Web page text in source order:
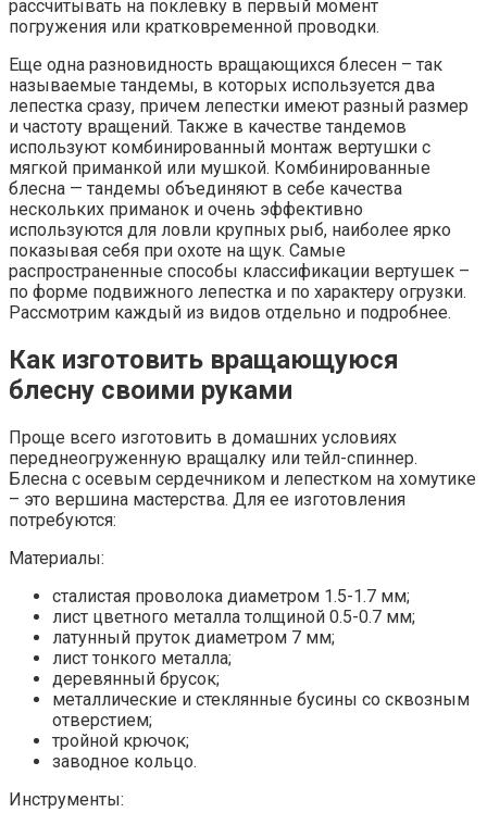
рассчитывать на поклевку в первый момент
погружения или кратковременной проводки.
Еще одна разновидность вращающихся блесен – так
называемые тандемы, в которых используется два
лепестка сразу, причем лепестки имеют разный размер
и частоту вращений. Также в качестве тандемов
используют комбинированный монтаж вертушки с
мягкой приманкой или мушкой. Комбинированные
блесна — тандемы объединяют в себе качества
нескольких приманок и очень эффективно
используются для ловли крупных рыб, наиболее ярко
показывая себя при охоте на щук. Самые
распространенные способы классификации вертушек –
по форме подвижного лепестка и по характеру огрузки.
Рассмотрим каждый из видов отдельно и подробнее.
Как изготовить вращающуюся
блесну своими руками
Проще всего изготовить в домашних условиях
переднеогруженную вращалку или тейл-спиннер.
Блесна с осевым сердечником и лепестком на хомутике
– это вершина мастерства. Для ее изготовления
потребуются:
Материалы:
сталистая проволока диаметром 1.5-1.7 мм;
лист цветного металла толщиной 0.5-0.7 мм;
латунный пруток диаметром 7 мм;
лист тонкого металла;
деревянный брусок;
металлические и стеклянные бусины со сквозным
отверстием;
тройной крючок;
заводное кольцо.
Инструменты: